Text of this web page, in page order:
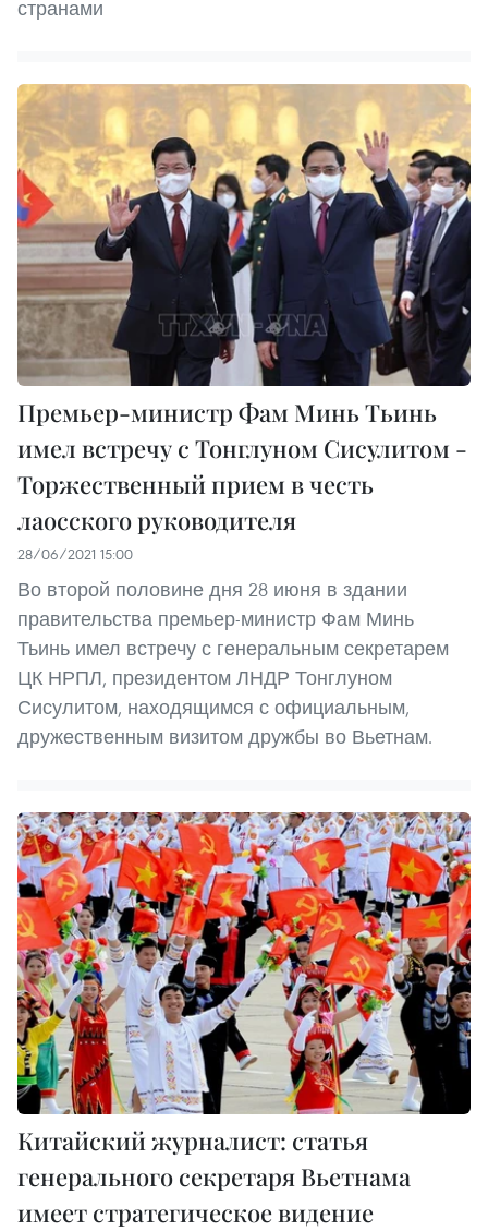
странами
Премьер-министр Фам Минь Тьинь
имел встречу с Тонглуном Сисулитом -
Торжественный прием в честь
лаосского руководителя
28/06/2021 15:00
Во второй половине дня 28 июня в здании
правительства премьер-министр Фам Минь
Тьинь имел встречу с генеральным секретарем
ЦК НРПЛ, президентом ЛНДР Тонглуном
Сисулитом, находящимся с официальным,
дружественным визитом дружбы во Вьетнам.
Китайский журналист: статья
генерального секретаря Вьетнама
имеет стратегическое видение